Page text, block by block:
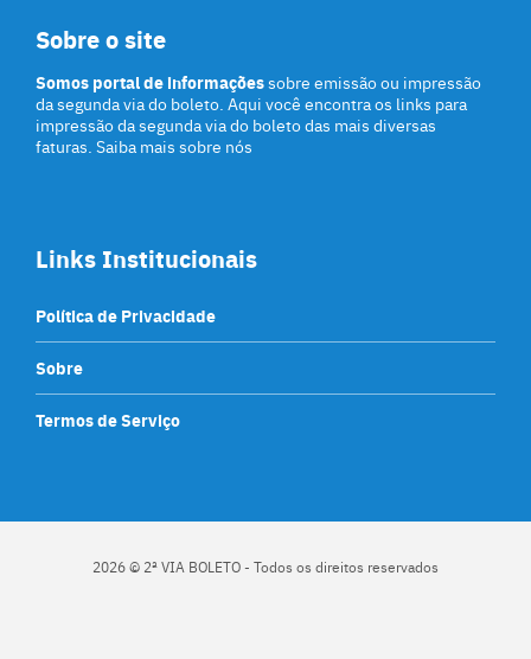
Sobre o site
Somos portal de informaçõessobre emissão ou impressão
da segunda via do boleto. Aqui você encontra os links para
impressão da segunda via do boleto das mais diversas
faturas. Saiba mais sobre nós
Links Institucionais
Política de Privacidade
Sobre
Termos de Serviço
2026 © 2ª VIA BOLETO - Todos os direitos reservados